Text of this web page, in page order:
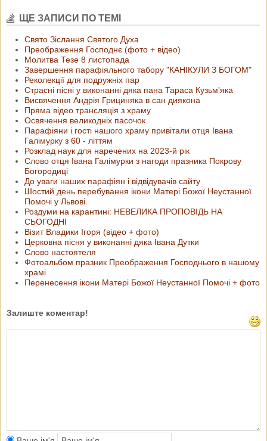
ЩЕ ЗАПИСИ ПО ТЕМІ
Свято Зіслання Святого Духа
Преображення Господнє (фото + відео)
Молитва Тезе 8 листопада
Завершення парафіяльного табору "КАНІКУЛИ З БОГОМ"
Реколекції для подружніх пар
Страсні пісні у виконанні дяка пана Тараса Кузьм'яка
Висвячення Андрія Грициняка в сан диякона
Пряма відео трансляція з храму
Освячення великодніх пасочок
Парафіяни і гості нашого храму привітали отця Івана
Галімурку з 60 - літтям
Розклад наук для наречених на 2023-й рік
Слово отця Івана Галімурки з нагоди празника Покрову
Богородиці
До уваги наших парафіян і відвідувачів сайту
Шостий день перебування ікони Матері Божої Неустанної
Помочі у Львові.
Роздуми на карантині: НЕВЕЛИКА ПРОПОВІДЬ НА
СЬОГОДНІ
Візит Владики Ігоря (відео + фото)
Церковна пісня у виконанні дяка Івана Дутки
Слово настоятеля
Фотоальбом празник Преображення Господнього в нашому
храмі
Перенесення ікони Матері Божої Неустанної Помочі + фото
Залиште коментар!